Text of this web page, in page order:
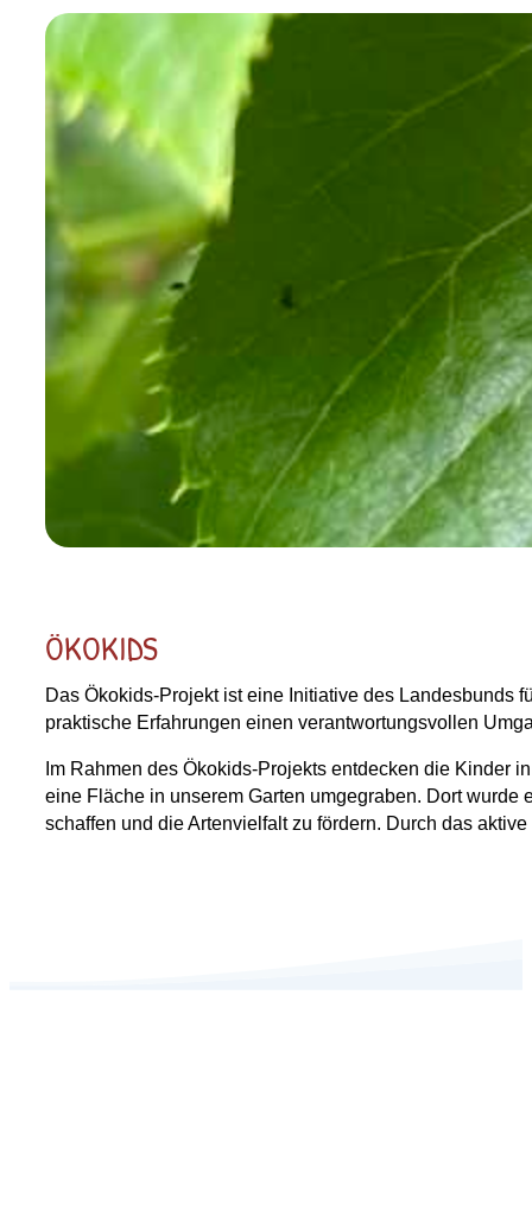
ÖKOKIDS
Das Ökokids-Projekt ist eine Initiative des Landesbunds
praktische Erfahrungen einen verantwortungsvollen
Im Rahmen des Ökokids-Projekts entdecken die Kinder
eine Fläche in unserem Garten umgegraben. Dort
schaffen und die Artenvielfalt zu fördern. Durch das